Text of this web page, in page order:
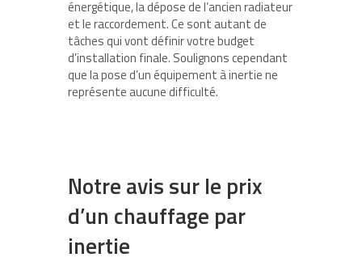
énergétique, la dépose de l’ancien radiateur
et le raccordement. Ce sont autant de
tâches qui vont définir votre budget
d’installation finale. Soulignons cependant
que la pose d’un équipement à inertie ne
représente aucune difficulté.
Notre avis sur le prix
d’un chauffage par
inertie